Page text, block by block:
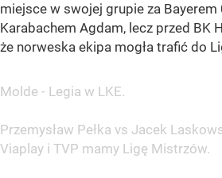
miejsce w swojej grupie za Bayerem
Karabachem Agdam, lecz przed BK
że norweska ekipa mogła trafić do
Molde - Legia w LKE.
Przemysław Pełka vs Jacek
Viaplay i TVP mamy Ligę Mistrzów.